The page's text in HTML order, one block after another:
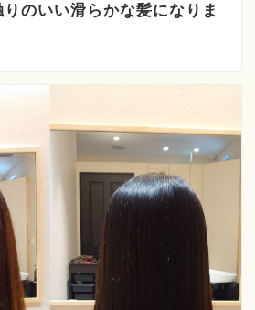
のいい滑らかな髪になりま